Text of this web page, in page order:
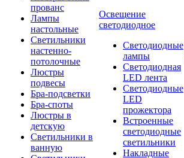
прованс
Лампы
настольные
Светильники
настенно-
потолочные
Люстры
подвесы
Бра-подсветки
Бра-споты
Люстры в
детскую
Светильники в
ванную
Освещение
светодиодное
Светодиодные
лампы
Светодиодная
LED лента
Светодиодные
LED
прожектора
Встроенные
светодиодные
светильники
Накладные